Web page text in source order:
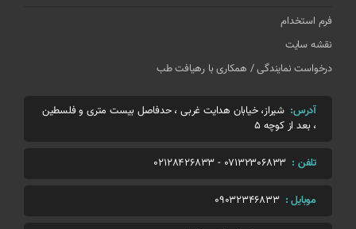
فرم استخدام
نقشه سایت
درخواست نمایندگی / همکاری با رهیافت طب
آدرس: شیراز، خیابان هدایت غربی ، حدفاصل بیست متری و فلسطین
، بعد از کوچه 5
تلفن : 07132306833
-
02128426833
موبایل : 09032346833